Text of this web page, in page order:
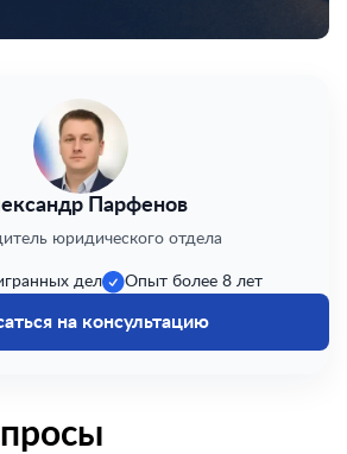
Парфенов
юридического отдела
дел Опыт более 8 лет
на консультацию